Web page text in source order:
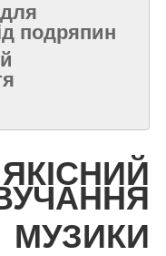
подряпин
ЯКІСНИЙ
МУЗИКИ